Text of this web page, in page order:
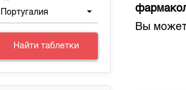
Португалия
Найти таблетки
Вы